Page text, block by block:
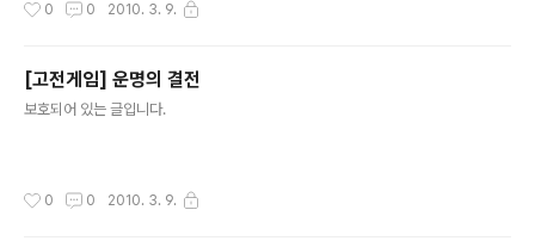
0 0 2010. 3. 9.
[고전게임] 운명의 결전
보호되어 있는 글입니다.
0 0 2010. 3. 9.